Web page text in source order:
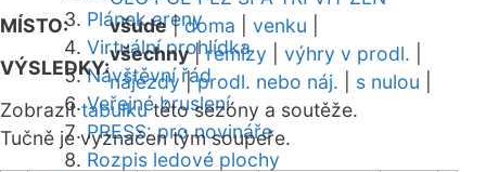
Plánek areny
Virtuální prohlídka
Návštěvní řád
Veřejné bruslení
PRESS: pro novináře
Rozpis ledové plochy
MÍSTO:
všude|doma venku
VÝSLEDKY:
všechny|remízy výhry v prodl.
nájezdy|prodl. nebo náj. s nulou
Zobrazittabulkutéto sezóny a soutěže.
Tučně je vyznačen tým soupeře.